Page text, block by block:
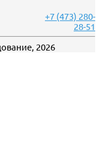
+7 (473) 280-
28-51
2026